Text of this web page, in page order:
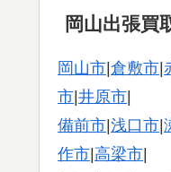
岡山出張買
岡山市|倉敷市|
市|井原市|
備前市|浅口市|
作市|高梁市|